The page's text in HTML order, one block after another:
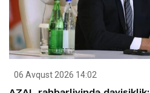
06 Avqust 2026 14:02